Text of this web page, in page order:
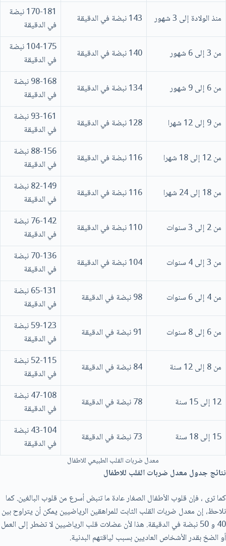
منذ الولادة إلى 3 شهور 143 نبضة في الدقيقة
170-181 نبضة
في الدقيقة
من 3 إلى 6 شهور 140 نبضة في الدقيقة
104-175 نبضة
في الدقيقة
من 6 إلى 9 شهور 134 نبضة في الدقيقة
98-168 نبضة
في الدقيقة
من 9 إلى 12 شهرا 128 نبضة في الدقيقة
93-161 نبضة
في الدقيقة
من 12 إلى 18 شهرا 116 نبضة في الدقيقة
88-156 نبضة
في الدقيقة
من 18 إلى 24 شهرا 116 نبضة في الدقيقة
82-149 نبضة
في الدقيقة
من 2 إلى 3 سنوات 110 نبضة في الدقيقة
76-142 نبضة
في الدقيقة
من 3 إلى 4 سنوات 104 نبضة في الدقيقة
70-136 نبضة
في الدقيقة
من 4 إلى 6 سنوات 98 نبضة في الدقيقة
65-131 نبضة
في الدقيقة
من 6 إلى 8 سنوات 91 نبضة في الدقيقة
59-123 نبضة
في الدقيقة
من 8 إلى 12 سنة 84 نبضة في الدقيقة
52-115 نبضة
في الدقيقة
12 إلى 15 سنة 78 نبضة في الدقيقة
47-108 نبضة
في الدقيقة
15 إلى 18 سنة 73 نبضة في الدقيقة
43-104 نبضة
في الدقيقة
معدل ضربات القلب الطبيعي للاطفال
نتائج جدول معدل ضربات القلب للاطفال
كما ترى ، فإن قلوب الأطفال الصغار عادة ما تنبض أسرع من قلوب البالغين. كما
نلاحظ، إن معدل ضربات القلب الثابت للمراهقين الرياضيين يمكن أن يتراوح بين
40 و 50 نبضة في الدقيقة. هذا لأن عضلات قلب الرياضيين لا تضطر إلى العمل
أو الضخ بقدر الأشخاص العاديين بسبب لياقتهم البدنية.